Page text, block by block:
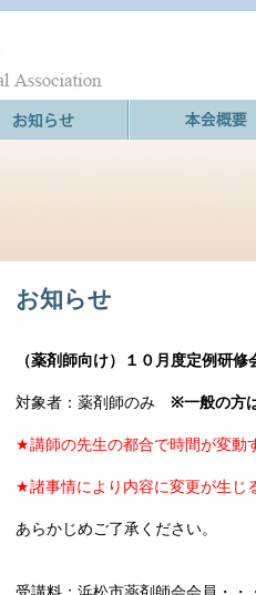
お知らせ
（薬剤師向け）１０月度定例研修
対象者：薬剤師のみ ※一般の方
★講師の先生の都合で時間が変動
★諸事情により内容に変更が生じ
あらかじめご了承ください。